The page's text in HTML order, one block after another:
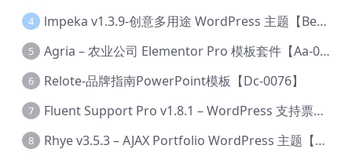
4 lmpeka v1.3.9-创意多用途 WordPress 主题【Be-0064】
5 Agria – 农业公司 Elementor Pro 模板套件【Aa-0003】
6 Relote-品牌指南PowerPoint模板【Dc-0076】
7 Fluent Support Pro v1.8.1 – WordPress 支持票务系统【Cc-0041】
8 Rhye v3.5.3 – AJAX Portfolio WordPress 主题【Bi-0049】